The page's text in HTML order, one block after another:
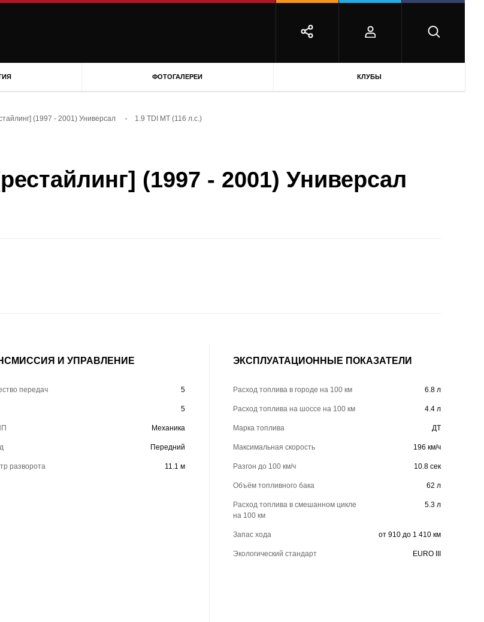
ФОТОГАЛЕРЕИ КЛУБЫ
(1997 - 2001) Универсал 1.9 TDI MT (116 л.с.)
(1997 - 2001) Универсал
И УПРАВЛЕНИЕ
передач 5
5
Механика
Передний
разворота 11.1 м
ЭКСПЛУАТАЦИОННЫЕ ПОКАЗАТЕЛИ
Расход топлива в городе на 100 км 6.8 л
Расход топлива на шоссе на 100 км 4.4 л
Марка топлива ДТ
Максимальная скорость 196 км/ч
Разгон до 100 км/ч 10.8 сек
Объём топливного бака 62 л
Расход топлива в смешанном цикле
на 100 км
5.3 л
Запас хода от 910 до 1 410 км
Экологический стандарт EURO III